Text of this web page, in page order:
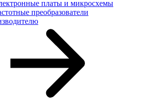
платы и микросхемы
преобразователи